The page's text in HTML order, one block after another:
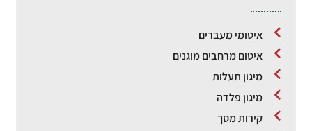
איטומי מעברים
איטום מרחבים מוגנים
מיגון תעלות
מיגון פלדה
קירות מסך